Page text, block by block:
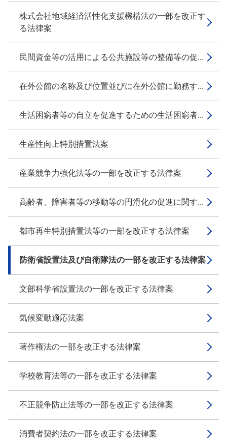
株式会社地域経済活性化支援機構法の一部を改正す
る法律案
民間資金等の活用による公共施設等の整備等の促...
在外公館の名称及び位置並びに在外公館に勤務す...
生活困窮者等の自立を促進するための生活困窮者...
生産性向上特別措置法案
産業競争力強化法等の一部を改正する法律案
高齢者、障害者等の移動等の円滑化の促進に関す...
都市再生特別措置法等の一部を改正する法律案
防衛省設置法及び自衛隊法の一部を改正する法律案
文部科学省設置法の一部を改正する法律案
気候変動適応法案
著作権法の一部を改正する法律案
学校教育法等の一部を改正する法律案
不正競争防止法等の一部を改正する法律案
消費者契約法の一部を改正する法律案